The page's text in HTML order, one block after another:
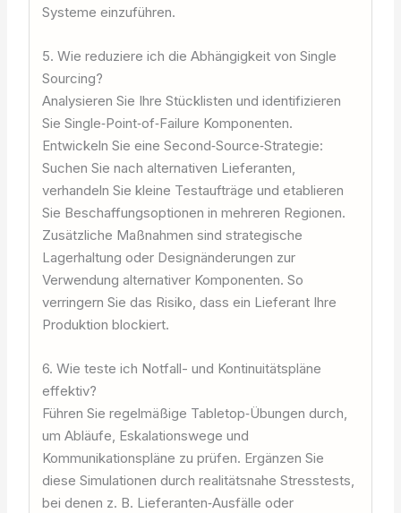
Systeme einzuführen.
5. Wie reduziere ich die Abhängigkeit von Single
Sourcing?
Analysieren Sie Ihre Stücklisten und identifizieren
Sie Single‑Point‑of‑Failure Komponenten.
Entwickeln Sie eine Second‑Source‑Strategie:
Suchen Sie nach alternativen Lieferanten,
verhandeln Sie kleine Testaufträge und etablieren
Sie Beschaffungsoptionen in mehreren Regionen.
Zusätzliche Maßnahmen sind strategische
Lagerhaltung oder Designänderungen zur
Verwendung alternativer Komponenten. So
verringern Sie das Risiko, dass ein Lieferant Ihre
Produktion blockiert.
6. Wie teste ich Notfall- und Kontinuitätspläne
effektiv?
Führen Sie regelmäßige Tabletop‑Übungen durch,
um Abläufe, Eskalationswege und
Kommunikationspläne zu prüfen. Ergänzen Sie
diese Simulationen durch realitätsnahe Stresstests,
bei denen z. B. Lieferanten‑Ausfälle oder